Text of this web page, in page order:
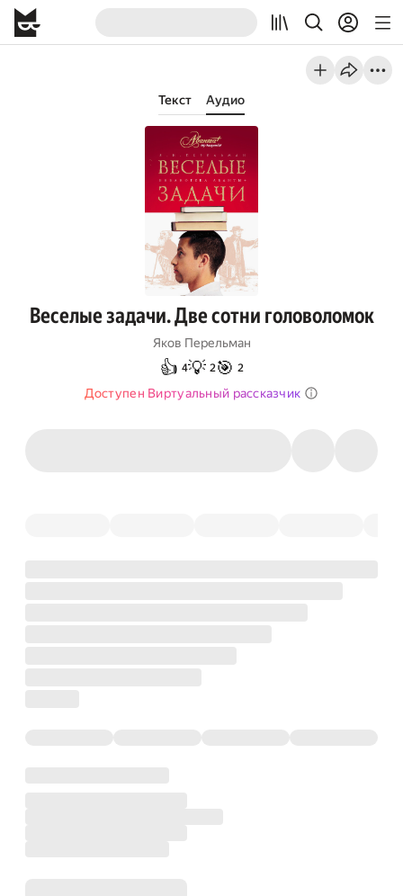
Текст Аудио
Веселые задачи. Две сотни головоломок
Яков Перельман
👍 4💡 2🎯 2
Доступен Виртуальный рассказчик